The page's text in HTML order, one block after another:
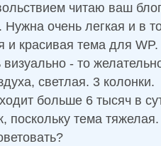
читаю ваш
Нужна очень легкая и в
и красивая тема для WP.
- то
светлая. 3 колонки.
больше 6 тысяч в
поскольку тема тяжелая.